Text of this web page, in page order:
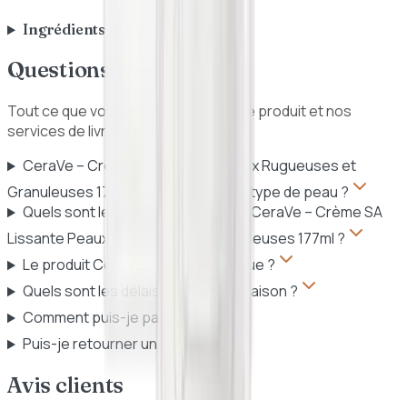
Ingrédients et mode d'emploi
Questions fréquentes
Tout ce que vous devez savoir sur ce produit et nos
services de livraison au Sénégal.
CeraVe – Crème SA Lissante Peaux Rugueuses et
Granuleuses 177ml convient-il à quel type de peau ?
Quels sont les ingrédients clés de CeraVe – Crème SA
Lissante Peaux Rugueuses et Granuleuses 177ml ?
Le produit CeraVe est-il authentique ?
Quels sont les délais et frais de livraison ?
Comment puis-je payer ?
Puis-je retourner un produit ?
Avis clients